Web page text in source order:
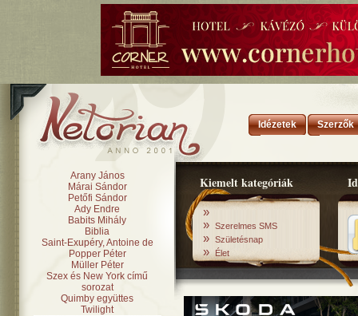
Idézetek Szerzők
Kiemelt kategóriák
»
» Szerelmes SMS
» Születésnap
» Élet
Arany János
Márai Sándor
Petőfi Sándor
Ady Endre
Babits Mihály
Biblia
Saint-Exupéry, Antoine de
Popper Péter
Müller Péter
Szex és New York című
sorozat
Quimby együttes
Twilight